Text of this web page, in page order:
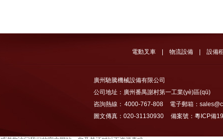
電動叉車 物流設備 設備
廣州馳騰機械設備有限公司
公司地址：廣州番禺謝村第一工業(yè)區(qū)
咨詢熱線： 4000-767-808 電子郵箱：
圖文傳真：020-31130930 備案號：粵ICP備